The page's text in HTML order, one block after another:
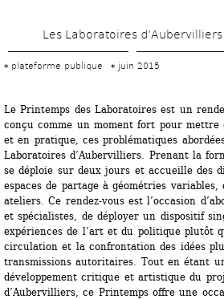
Les Laboratoires d’Aubervilliers
plateforme publique juin 2015
Le Printemps des Laboratoires est un
conçu comme un moment fort pour
et en pratique, ces problématiques
Laboratoires d’Aubervilliers. Prenant la
se déploie sur deux jours et accueille des
espaces de partage à géométries variables,
ateliers. Ce rendez-vous est l’occasion
et spécialistes, de déployer un dispositif
expériences de l’art et du politique plutôt
circulation et la confrontation des idées
transmissions autoritaires. Tout en étant
développement critique et artistique du
d’Aubervilliers, ce Printemps offre une